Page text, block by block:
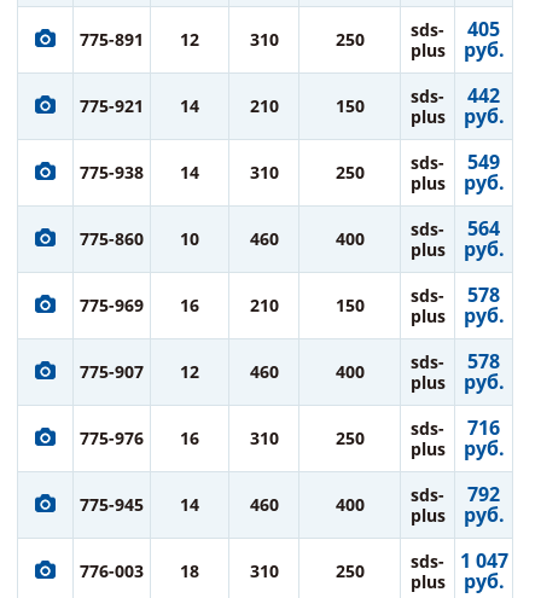
775-891 12 310 250
sds-
plus
405
руб.
775-921 14 210 150
sds-
plus
442
руб.
775-938 14 310 250
sds-
plus
549
руб.
775-860 10 460 400
sds-
plus
564
руб.
775-969 16 210 150
sds-
plus
578
руб.
775-907 12 460 400
sds-
plus
578
руб.
775-976 16 310 250
sds-
plus
716
руб.
775-945 14 460 400
sds-
plus
792
руб.
776-003 18 310 250
sds-
plus
1 047
руб.